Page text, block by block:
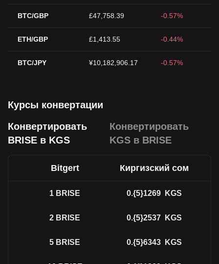
BTC/GBP £47,758.39 -0.57%
ETH/GBP £1,413.55 -0.44%
BTC/JPY ¥10,182,906.17 -0.57%
Курсы конвертации
Конвертировать
BRISE в KGS
Конвертировать
KGS в BRISE
Bitgert Киргизский сом
1 BRISE 0.{5}1269 KGS
2 BRISE 0.{5}2537 KGS
5 BRISE 0.{5}6343 KGS